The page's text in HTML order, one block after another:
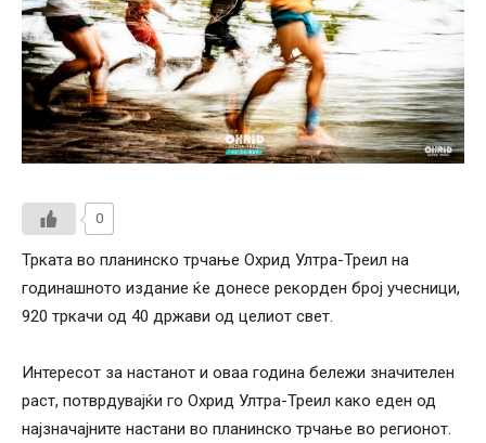
0
Трката во планинско трчање Охрид Ултра-Треил на
годинашното издание ќе донесе рекорден број учесници,
920 тркачи од 40 држави од целиот свет.
Интересот за настанот и оваа година бележи значителен
раст, потврдувајќи го Охрид Ултра-Треил како еден од
најзначајните настани во планинско трчање во регионот.